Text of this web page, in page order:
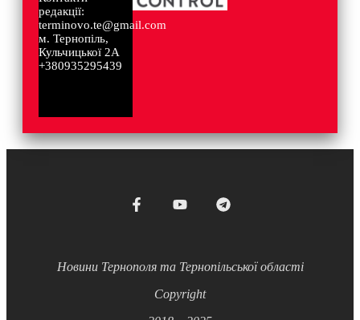
редакції:
terminovo.te@gmail.com
м. Тернопіль,
Кульчицької 2А
+380935295439
Новини Тернополя та Тернопільської області
Copyright